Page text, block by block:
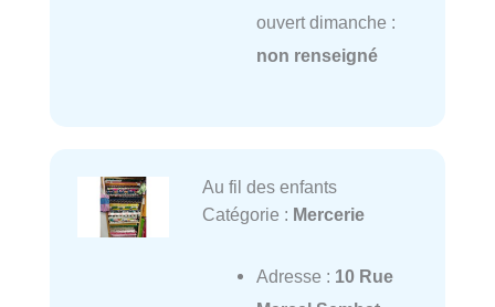
ouvert dimanche :
non renseigné
Au fil des enfants
Catégorie : Mercerie
Adresse : 10 Rue